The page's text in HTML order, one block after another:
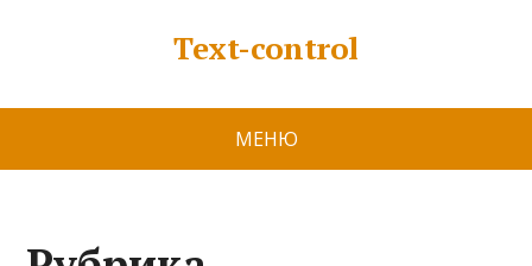
Text-control
МЕНЮ